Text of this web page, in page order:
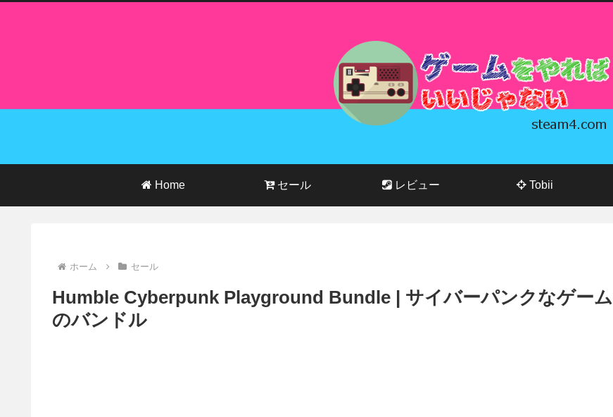
Home セール レビュー Tobii
ホーム セール
Humble Cyberpunk Playground Bundle | サイバーパンクなゲーム
のバンドル